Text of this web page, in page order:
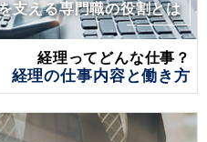
支える専門職の役割とは
経理ってどんな仕事？
経理の仕事内容と働き方